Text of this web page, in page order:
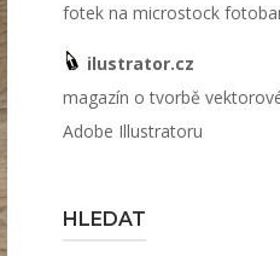
fotek na microstock
ilustrator.cz
magazín o tvorbě
Adobe Illustratoru
HLEDAT